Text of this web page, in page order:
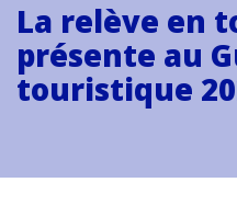
La relève en
présente au
touristique